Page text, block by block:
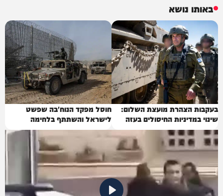
באותו נושא
בעקבות הצהרת מועצת השלום:
שינוי במדיניות החיסולים בעזה
חוסל מפקד הנוח'בה שפשט
לישראל והשתתף בלחימה